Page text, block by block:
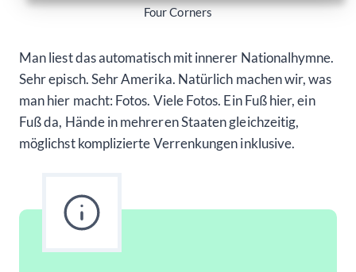
Four Corners
Man liest das automatisch mit innerer Nationalhymne.
Sehr episch. Sehr Amerika. Natürlich machen wir, was
man hier macht: Fotos. Viele Fotos. Ein Fuß hier, ein
Fuß da, Hände in mehreren Staaten gleichzeitig,
möglichst komplizierte Verrenkungen inklusive.